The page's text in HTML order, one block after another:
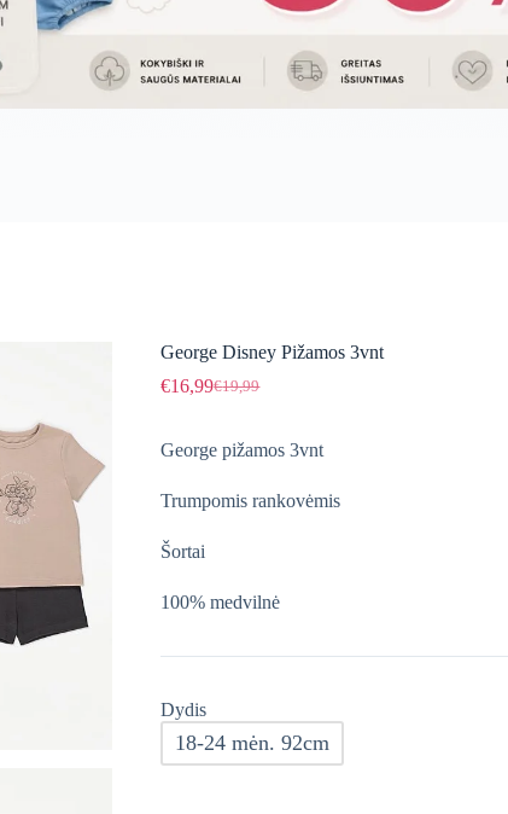
George Disney Pižamos 3vnt
€19,99
Original
was:
€19,99.
€16,99Current
€16,99.
George pižamos 3vnt
Trumpomis rankovėmis
Šortai
100% medvilnė
Dydis
18-24 mėn. 92cm